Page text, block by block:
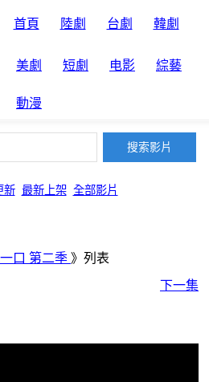
首頁 陸劇 台劇 韓劇
美劇 短劇 电影 綜藝
動漫
新 最新上架 全部影片
口 第二季 》列表
下一集